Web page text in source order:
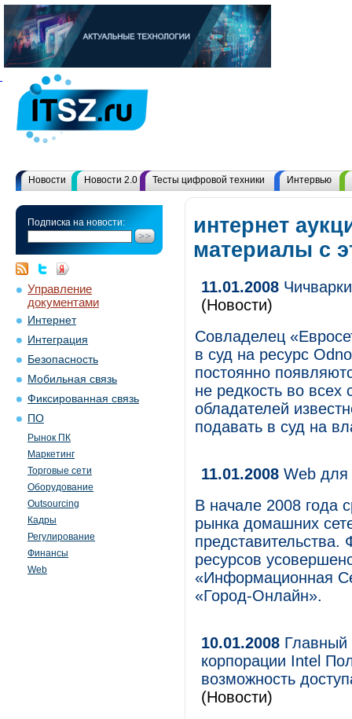
Новости Новости 2.0 Тесты цифровой техники Интервью
Подписка на новости:
Управление
документами
Интернет
Интеграция
Безопасность
Мобильная связь
Фиксированная связь
ПО
Рынок ПК
Маркетинг
Торговые сети
Оборудование
Outsourcing
Кадры
Регулирование
Финансы
Web
интернет
материалы с
11.01.2008
(Новости)
Совладелец
в суд на ресурс
постоянно
не редкость во всех
обладателей
подавать в суд на
11.01.2008 Web
В начале 2008 года
рынка домашних
представительства.
ресурсов
«Информационная
«Город-Онлайн».
10.01.2008 Главный
корпорации Intel
возможность
(Новости)